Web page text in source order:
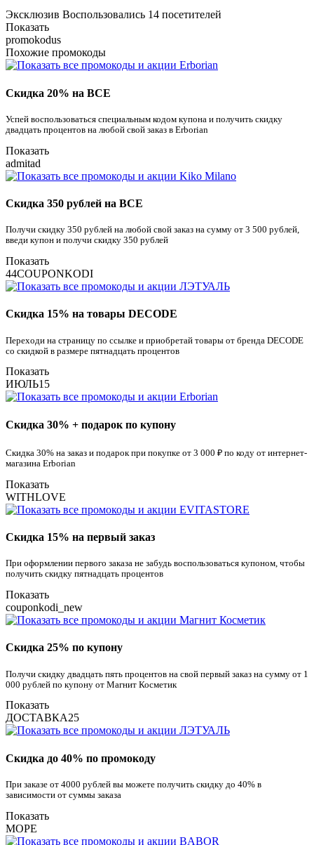
Эксклюзив Воспользовались 14 посетителей
Показать
promokodus
Похожие промокоды
Скидка 20% на ВСЕ
Успей воспользоваться специальным кодом купона и получить скидку
двадцать процентов на любой свой заказ в Erborian
Показать
admitad
Скидка 350 рублей на ВСЕ
Получи скидку 350 рублей на любой свой заказ на сумму от 3 500 рублей,
введи купон и получи скидку 350 рублей
Показать
44COUPONKODI
Скидка 15% на товары DECODE
Переходи на страницу по ссылке и приобретай товары от бренда DECODE
со скидкой в размере пятнадцать процентов
Показать
ИЮЛЬ15
Скидка 30% + подарок по купону
Скидка 30% на заказ и подарок при покупке от 3 000 ₽ по коду от интернет-
магазина Erborian
Показать
WITHLOVE
Скидка 15% на первый заказ
При оформлении первого заказа не забудь воспользоваться купоном, чтобы
получить скидку пятнадцать процентов
Показать
couponkodi_new
Скидка 25% по купону
Получи скидку двадцать пять процентов на свой первый заказ на сумму от 1
000 рублей по купону от Магнит Косметик
Показать
ДОСТАВКА25
Скидка до 40% по промокоду
При заказе от 4000 рублей вы можете получить скидку до 40% в
зависимости от суммы заказа
Показать
МОРЕ